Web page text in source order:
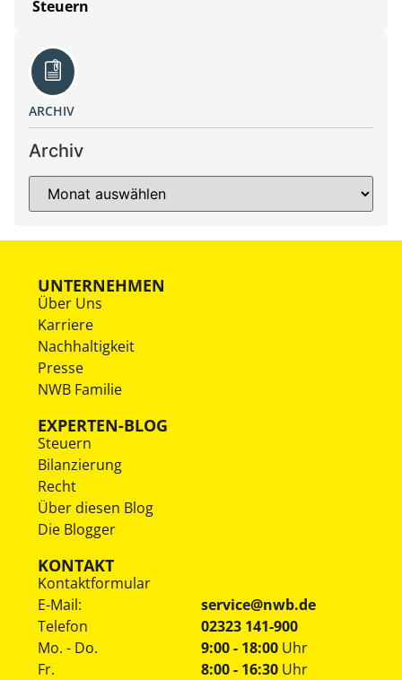
Steuern
ARCHIV
Archiv
UNTERNEHMEN
Über Uns
Karriere
Nachhaltigkeit
Presse
NWB Familie
EXPERTEN-BLOG
Steuern
Bilanzierung
Recht
Über diesen Blog
Die Blogger
KONTAKT
Kontaktformular
E-Mail:
service@nwb.de
Telefon
02323 141-900
Mo. - Do.
Fr.
9:00 - 18:00 Uhr
8:00 - 16:30 Uhr